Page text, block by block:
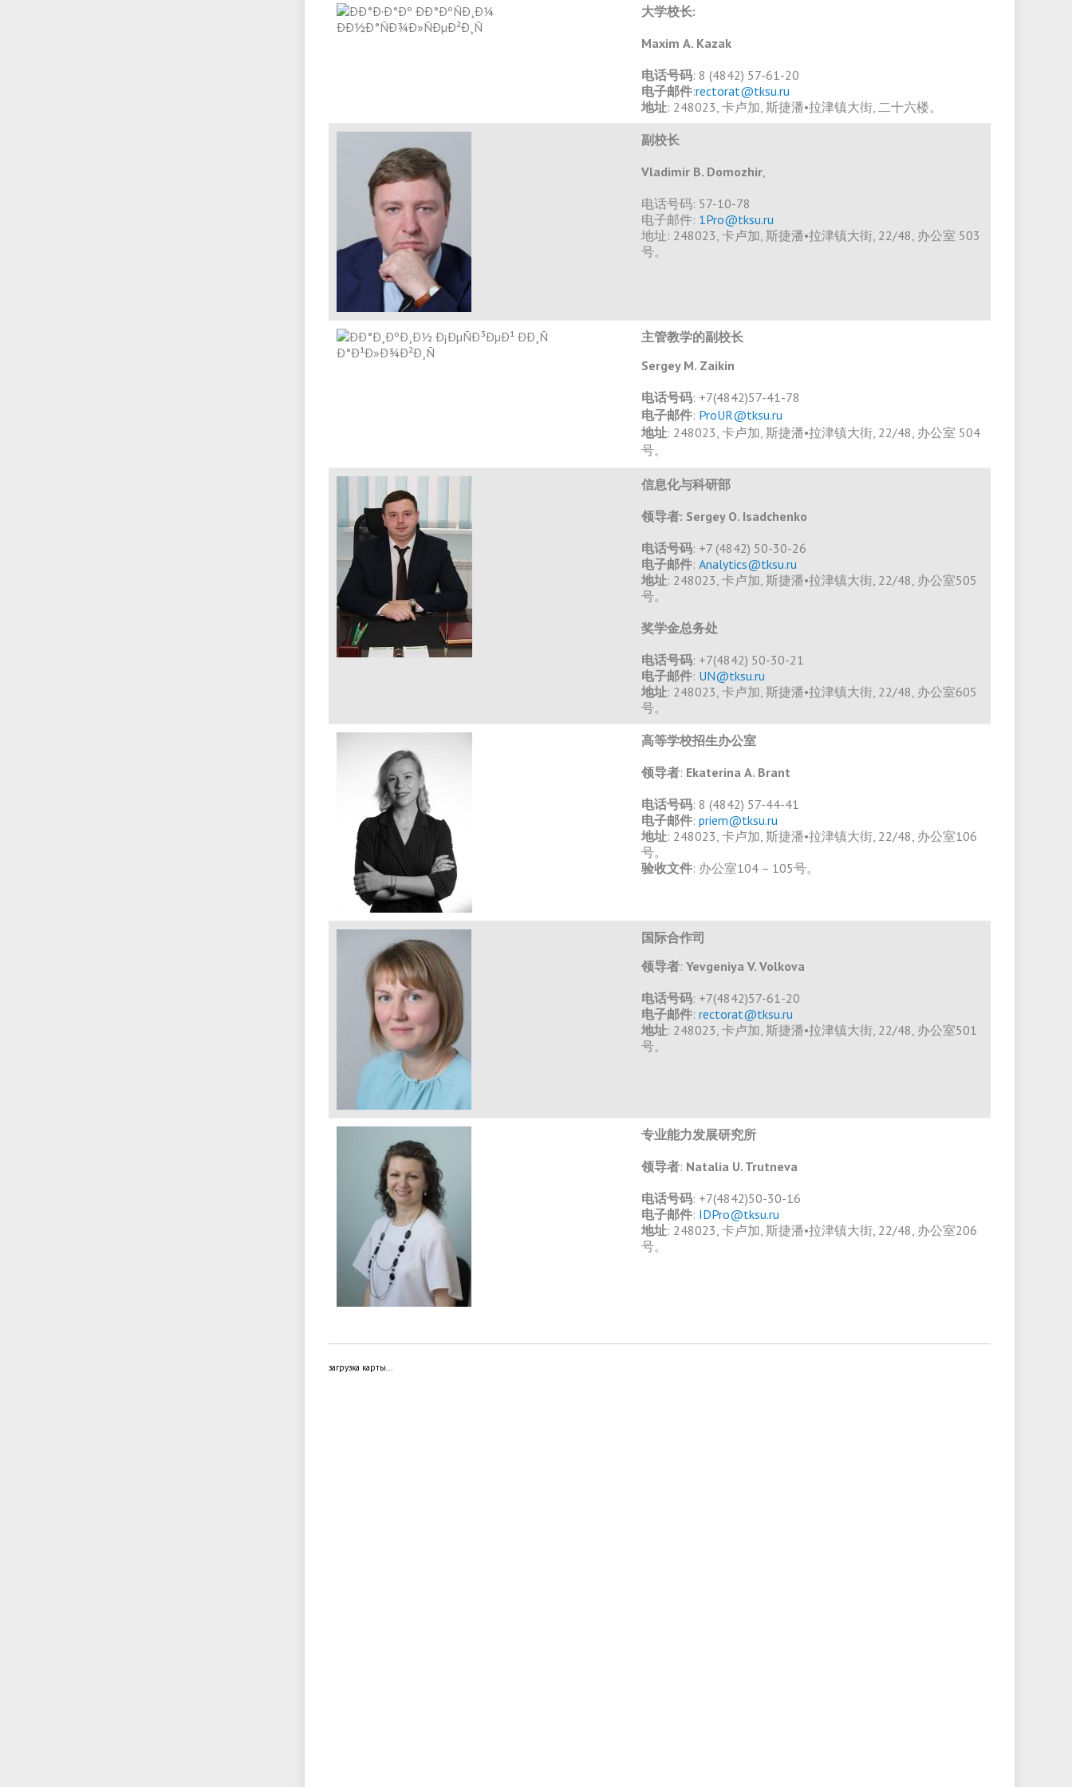
大学校长:
Maxim А. Kazak
电话号码: 8 (4842) 57-61-20
电子邮件:rectorat@tksu.ru
地址: 248023, 卡卢加, 斯捷潘•拉津镇大街, 二十六楼。
副校长
Vladimir B. Domozhir,
电话号码: 57-10-78
电子邮件: 1Pro@tksu.ru
地址: 248023, 卡卢加, 斯捷潘•拉津镇大街, 22/48, 办公室 503
号。
主管教学的副校长
Sergey M. Zaikin
电话号码: +7(4842)57-41-78
电子邮件: ProUR@tksu.ru
地址: 248023, 卡卢加, 斯捷潘•拉津镇大街, 22/48, 办公室 504
号。
信息化与科研部
领导者: Sergey O. Isadchenko
电话号码: +7 (4842) 50-30-26
电子邮件: Analytics@tksu.ru
地址: 248023, 卡卢加, 斯捷潘•拉津镇大街, 22/48, 办公室505
号。
奖学金总务处
电话号码: +7(4842) 50-30-21
电子邮件: UN@tksu.ru
地址: 248023, 卡卢加, 斯捷潘•拉津镇大街, 22/48, 办公室605
号。
高等学校招生办公室
领导者: Ekaterina А. Brant
电话号码: 8 (4842) 57-44-41
电子邮件: priem@tksu.ru
地址: 248023, 卡卢加, 斯捷潘•拉津镇大街, 22/48, 办公室106
号。
验收文件: 办公室104 – 105号。
国际合作司
领导者: Yevgeniya V. Volkova
电话号码: +7(4842)57-61-20
电子邮件: rectorat@tksu.ru
地址: 248023, 卡卢加, 斯捷潘•拉津镇大街, 22/48, 办公室501
号。
专业能力发展研究所
领导者: Natalia U. Trutneva
电话号码: +7(4842)50-30-16
电子邮件: IDPro@tksu.ru
地址: 248023, 卡卢加, 斯捷潘•拉津镇大街, 22/48, 办公室206
号。
загрузка карты...